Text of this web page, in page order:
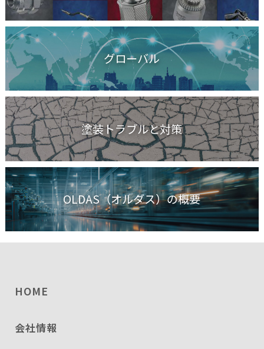
グローバル
塗装トラブルと対策
OLDAS（オルダス）の概要
HOME
会社情報